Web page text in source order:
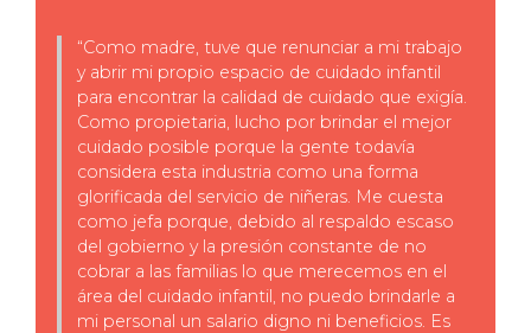
“Como madre, tuve que renunciar a mi trabajo
y abrir mi propio espacio de cuidado infantil
para encontrar la calidad de cuidado que exigía.
Como propietaria, lucho por brindar el mejor
cuidado posible porque la gente todavía
considera esta industria como una forma
glorificada del servicio de niñeras. Me cuesta
como jefa porque, debido al respaldo escaso
del gobierno y la presión constante de no
cobrar a las familias lo que merecemos en el
área del cuidado infantil, no puedo brindarle a
mi personal un salario digno ni beneficios. Es